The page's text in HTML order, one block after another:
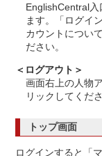
EnglishCentral
ます。「ログイ
カウントについ
ださい。
＜ログアウト＞
画面右上の人物
リックしてくださ
トップ画面
ログインすると「